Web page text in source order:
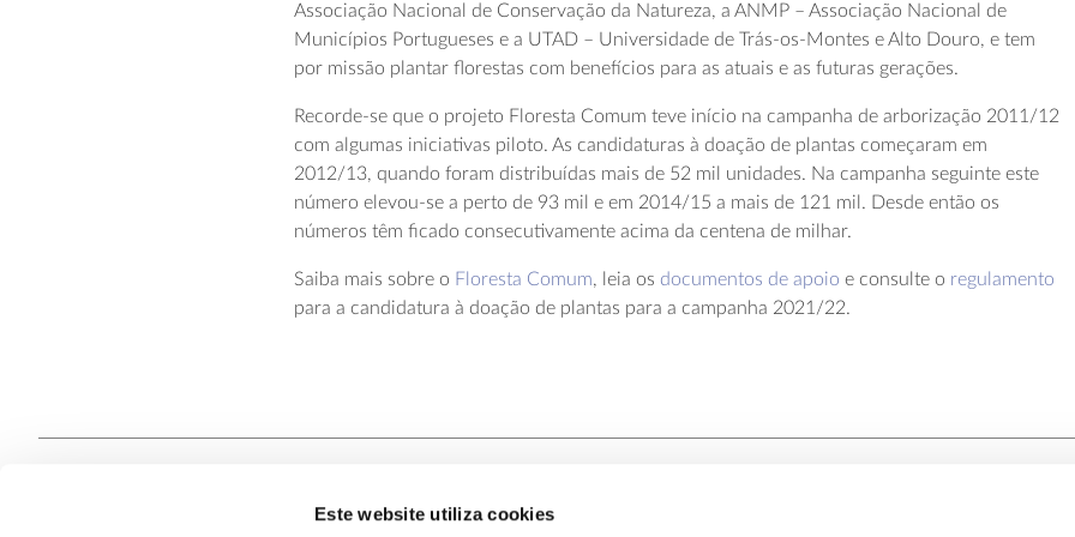
Este website utiliza cookies
Associação Nacional de Conservação da Natureza, a ANMP – Associação Nacional de
Municípios Portugueses e a UTAD – Universidade de Trás-os-Montes e Alto Douro, e tem
por missão plantar florestas com benefícios para as atuais e as futuras gerações.
Recorde-se que o projeto Floresta Comum teve início na campanha de arborização 2011/12
com algumas iniciativas piloto. As candidaturas à doação de plantas começaram em
2012/13, quando foram distribuídas mais de 52 mil unidades. Na campanha seguinte este
número elevou-se a perto de 93 mil e em 2014/15 a mais de 121 mil. Desde então os
números têm ficado consecutivamente acima da centena de milhar.
Saiba mais sobre o Floresta Comum, leia os documentos de apoio e consulte o regulamento
para a candidatura à doação de plantas para a campanha 2021/22.